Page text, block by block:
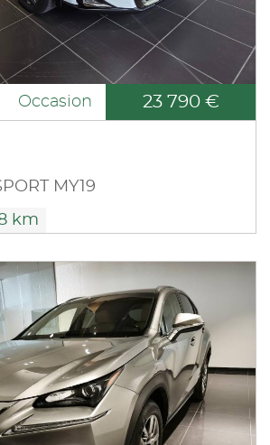
Occasion 23 790 €
MY19
km